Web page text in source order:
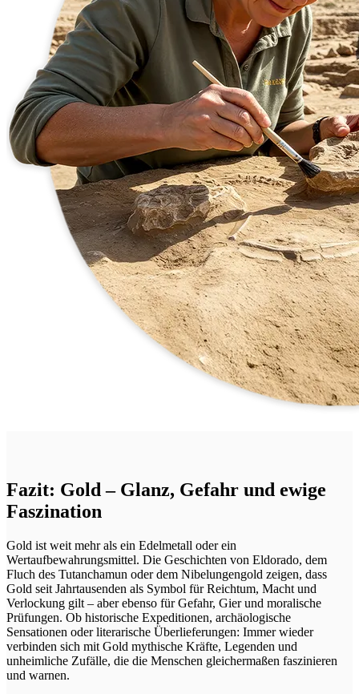
Fazit: Gold – Glanz, Gefahr und ewige
Faszination
Gold ist weit mehr als ein Edelmetall oder ein
Wertaufbewahrungsmittel. Die Geschichten von Eldorado, dem
Fluch des Tutanchamun oder dem Nibelungengold zeigen, dass
Gold seit Jahrtausenden als Symbol für Reichtum, Macht und
Verlockung gilt – aber ebenso für Gefahr, Gier und moralische
Prüfungen. Ob historische Expeditionen, archäologische
Sensationen oder literarische Überlieferungen: Immer wieder
verbinden sich mit Gold mythische Kräfte, Legenden und
unheimliche Zufälle, die die Menschen gleichermaßen faszinieren
und warnen.